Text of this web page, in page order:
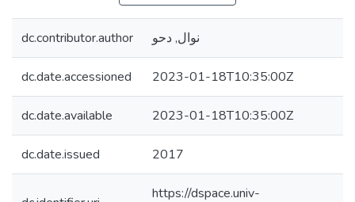
dc.contributor.author نوال, دحو
dc.date.accessioned 2023-01-18T10:35:00Z
dc.date.available 2023-01-18T10:35:00Z
dc.date.issued 2017
https://dspace.univ-